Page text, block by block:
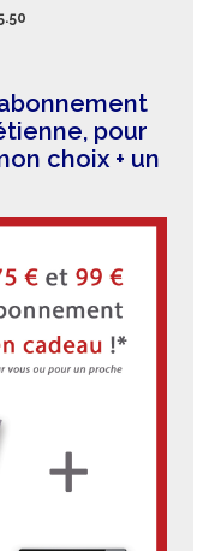
pour
choix + un